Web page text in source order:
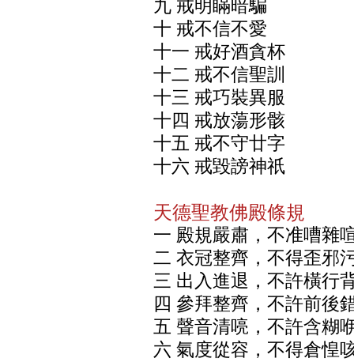
九 戒明瞞暗騙
十 戒不信不愛
十一 戒好酒貪杯
十二 戒不信聖訓
十三 戒巧裝異服
十四 戒放蕩形骸
十五 戒不守廿字
十六 戒毀謗神祇
天德聖教佛殿條規
一 殿規嚴肅，不准嘈雜
二 衣冠整齊，不得歪邪
三 出入進退，不許橫行
四 參拜整齊，不許前後
五 聲音清喨，不許含糊
六 氣度從容，不得倉惶